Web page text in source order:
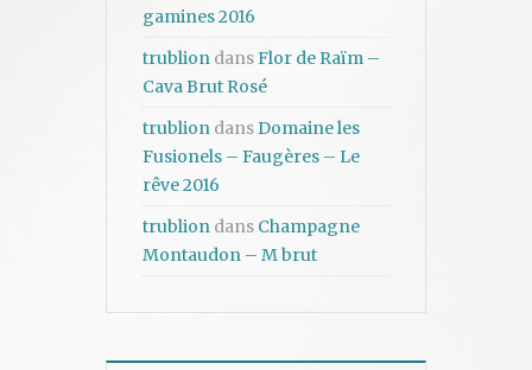
gamines 2016
trublion dansFlor de Raïm –
Cava Brut Rosé
trublion dansDomaine les
Fusionels – Faugères – Le
rêve 2016
trublion dans Champagne
Montaudon – M brut